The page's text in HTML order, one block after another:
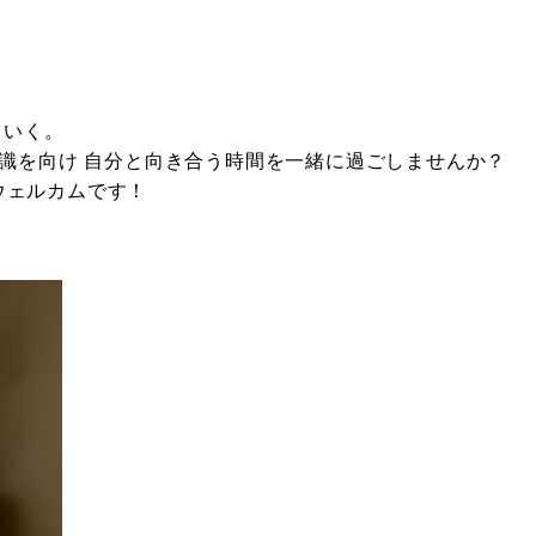
く。
向け 自分と向き合う時間を一緒に過ごしませんか？
ルカムです！